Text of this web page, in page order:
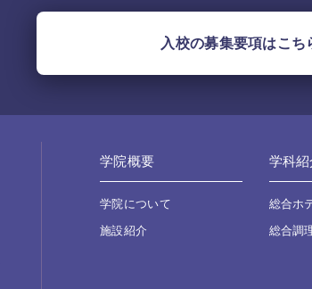
入校の募集要項はこち
学院概要
学院について
施設紹介
学科紹
総合ホ
総合調